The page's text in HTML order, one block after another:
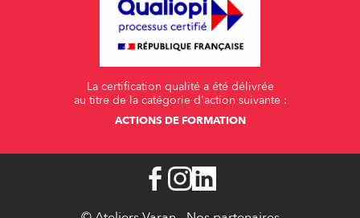
La certification qualité a été délivrée
au titre de la catégorie d'action suivante :
ACTIONS DE FORMATION